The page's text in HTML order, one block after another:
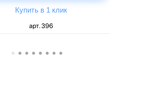
Купить в 1 клик
арт. 396